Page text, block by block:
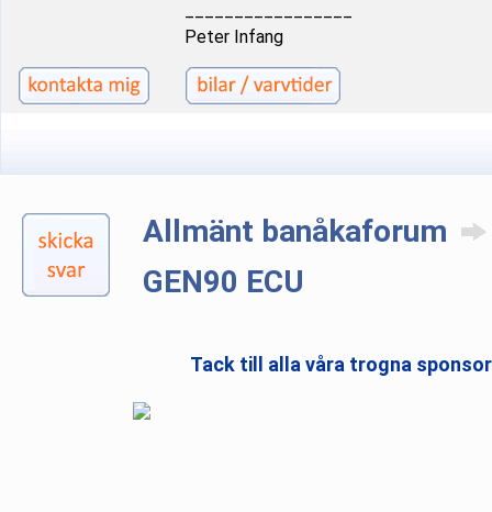
Peter Infang
Allmänt banåkaforum
GEN90 ECU
Tack till alla våra trogna